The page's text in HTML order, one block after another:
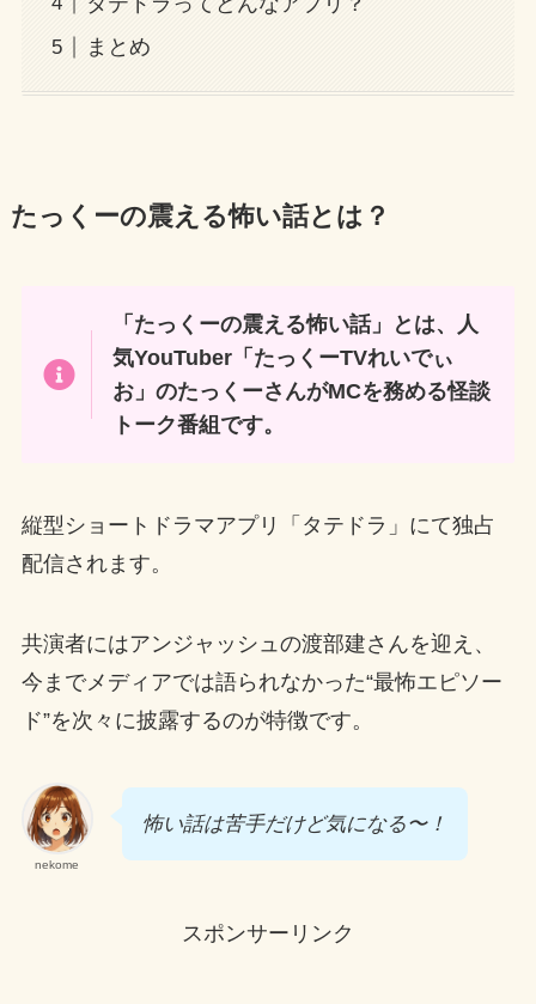
まとめ
たっくーの震える怖い話とは？
「たっくーの震える怖い話」とは、人
気YouTuber「たっくーTVれいでぃ
お」のたっくーさんがMCを務める怪談
トーク番組です。
縦型ショートドラマアプリ「タテドラ」にて独占
配信されます。
共演者にはアンジャッシュの渡部建さんを迎え、
今までメディアでは語られなかった“最怖エピソー
ド”を次々に披露するのが特徴です。
nekome
怖い話は苦手だけど気になる〜！
スポンサーリンク